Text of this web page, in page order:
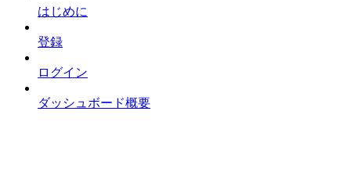
はじめに
登録
ログイン
ダッシュボード概要